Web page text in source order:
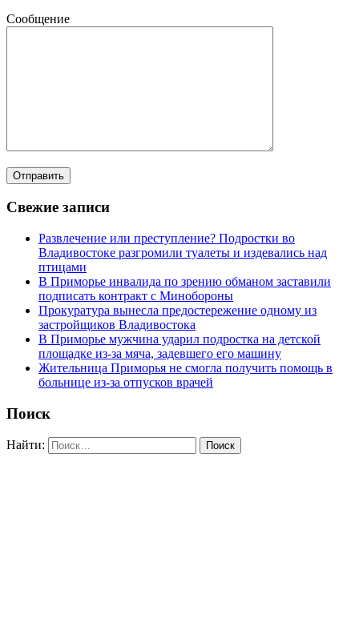
Сообщение
Свежие записи
Развлечение или преступление? Подростки во
Владивостоке разгромили туалеты и издевались над
птицами
В Приморье инвалида по зрению обманом заставили
подписать контракт с Минобороны
Прокуратура вынесла предостережение одному из
застройщиков Владивостока
В Приморье мужчина ударил подростка на детской
площадке из-за мяча, задевшего его машину
Жительница Приморья не смогла получить помощь в
больнице из-за отпусков врачей
Поиск
Найти: